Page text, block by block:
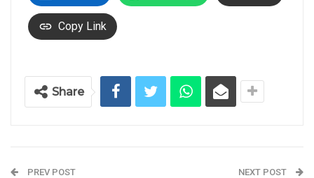
Copy Link
Share
PREV POST NEXT POST